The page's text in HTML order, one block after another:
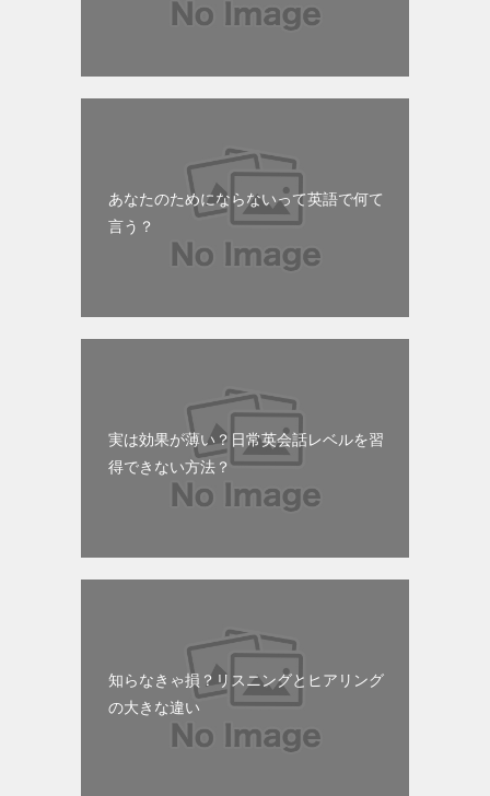
あなたのためにならないって英語で何て
言う？
実は効果が薄い？日常英会話レベルを習
得できない方法？
知らなきゃ損？リスニングとヒアリング
の大きな違い